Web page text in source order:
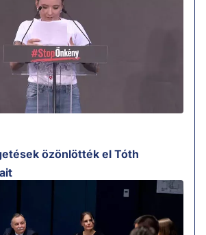
özönlötték el Tóth